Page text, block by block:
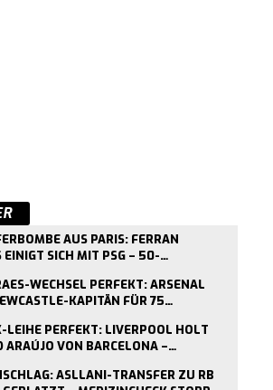
AUS PARIS: FERRAN
EINIGT SICH MIT PSG – 50-
WECHSEL PERFEKT: ARSENAL
KAPITÄN FÜR 75
LEIHE PERFEKT: LIVERPOOL HOLT
ARAÚJO VON BARCELONA –
ASLLANI-TRANSFER ZU RB